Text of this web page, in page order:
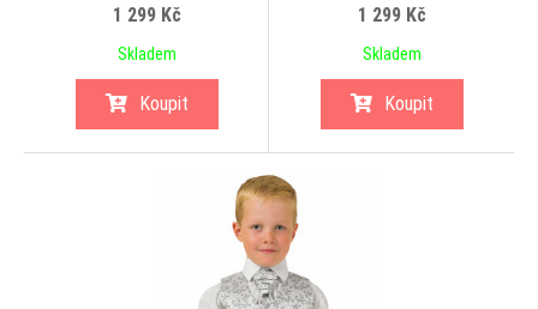
1 299 Kč
Skladem
Koupit
1 299 Kč
Skladem
Koupit